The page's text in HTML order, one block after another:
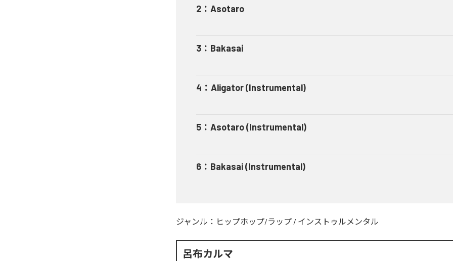
2 ： Asotaro
3 ： Bakasai
4 ： Aligator (Instrumental)
5 ： Asotaro (Instrumental)
6 ： Bakasai (Instrumental)
ジャンル： ヒップホップ/ラップ / インストゥルメンタル
呂布カルマ